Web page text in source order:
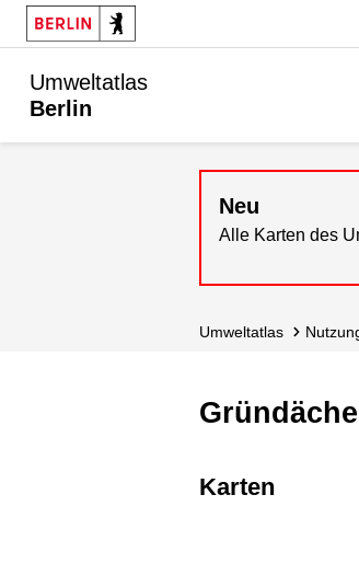
Umweltatlas
Berlin
Neu
Alle Karten des
Umweltatlas
Karten